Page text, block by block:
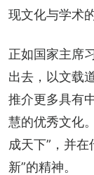
现文化与学术
正如国家主席
出去，以文载
推介更多具有
慧的优秀文化
成天下”，并
新”的精神。